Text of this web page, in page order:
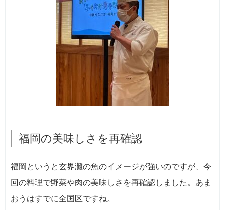
福岡の美味しさを再確認
福岡というと玄界灘の魚のイメージが強いのですが、今
回の料理で野菜や肉の美味しさを再確認しました。あま
おうはすでに全国区ですね。